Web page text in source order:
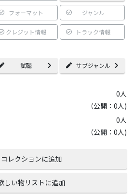
フォーマット ジャンル
クレジット情報 トラック情報
試聴 サブジャンル
0人
（公開：0人)
0人
（公開：0人)
コレクションに追加
しい物リストに追加